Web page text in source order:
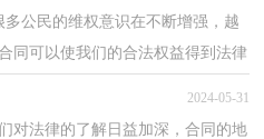
公民的维权意识在不断增强，越
同可以使我们的合法权益得到法律
样的呢？下面是小...
2024-05-31
对法律的了解日益加深，合同的地